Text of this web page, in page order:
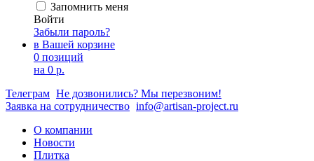
Запомнить меня
Войти
Забыли пароль?
в Вашей корзине
0 позиций
на 0 р.
Телеграм Не дозвонились? Мы перезвоним!
Заявка на сотрудничество info@artisan-project.ru
О компании
Новости
Плитка